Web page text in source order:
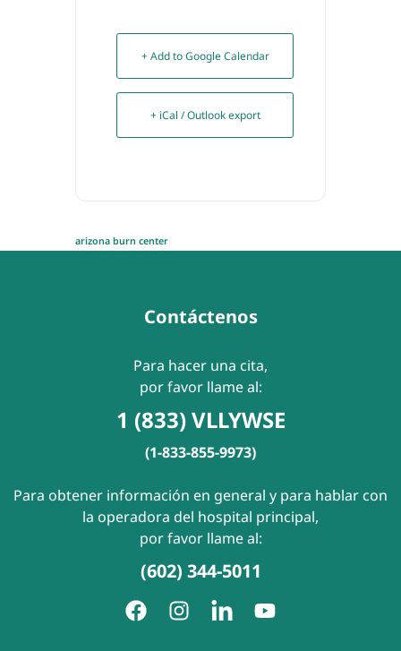
+ Add to Google Calendar
+ iCal / Outlook export
arizona burn center
Contáctenos
Para hacer una cita,
por favor llame al:
1 (833) VLLYWSE
(1-833-855-9973)
Para obtener información en general y para hablar con
la operadora del hospital principal,
por favor llame al:
(602) 344-5011